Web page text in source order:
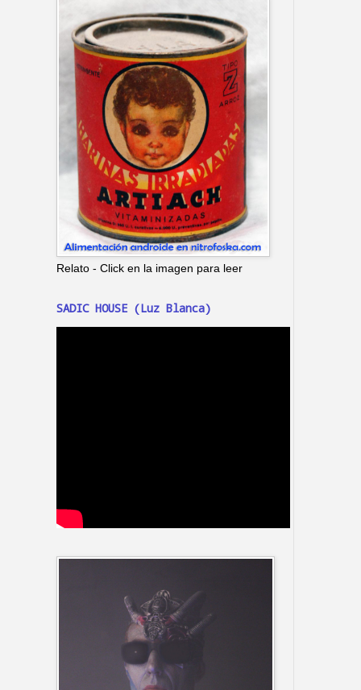
Relato - Click en la imagen para leer
SADIC HOUSE (Luz Blanca)